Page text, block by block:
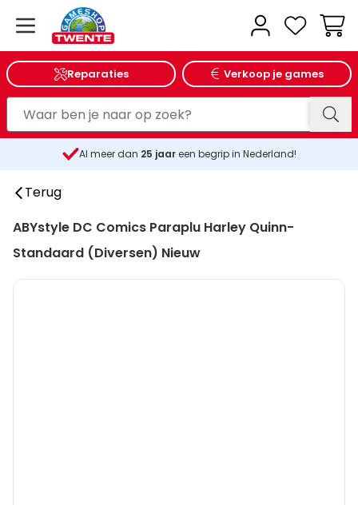
Reparaties Verkoop je games
Al meer dan 25 jaareen begrip in Nederland!
Terug
ABYstyle DC Comics Paraplu Harley Quinn-
Standaard (Diversen) Nieuw